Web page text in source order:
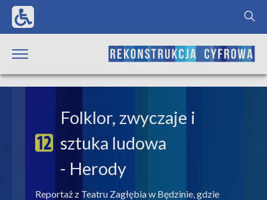
Folklor, zwyczaje i
sztuka ludowa
- Herody
Reportaż z Teatru Zagłębia w Będzinie, gdzie